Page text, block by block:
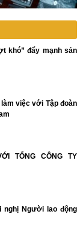
khó” đẩy mạnh sản
việc với Tập đoàn
TỔNG CÔNG TY
nghị Người lao động